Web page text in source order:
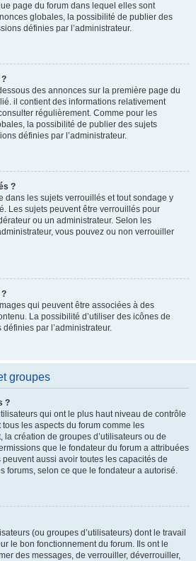
page du forum dans lequel elles sont
globales, la possibilité de publier des
définies par l’administrateur.
des annonces sur la première page du
il contient des informations relativement
régulièrement. Comme pour les
la possibilité de publier des sujets
définies par l’administrateur.
?
dans les sujets verrouillés et tout sondage y
Les sujets peuvent être verrouillés pour
ou un administrateur. Selon les
vous pouvez ou non verrouiller
qui peuvent être associées à des
La possibilité d’utiliser des icônes de
par l’administrateur.
groupes
?
qui ont le plus haut niveau de contrôle
les aspects du forum comme les
création de groupes d’utilisateurs ou de
que le fondateur du forum a attribuées
aussi avoir toutes les capacités de
forums, selon ce que le fondateur a autorisé.
(ou groupes d’utilisateurs) dont le travail
le bon fonctionnement du forum. Ils ont le
des messages, de verrouiller, déverrouiller,